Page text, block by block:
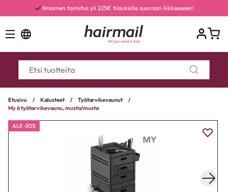
Ilmainen toimitus yli 225€ tilauksille suoraan liikkeeseen!
Etusivu / Kalusteet / Työtarvikevaunut
/
My 6 työtarvikevaunu, musta/musta
ALE -30%